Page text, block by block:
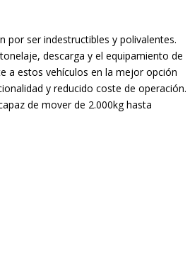
por ser indestructibles y polivalentes.
descarga y el equipamiento de
a estos vehículos en la mejor opción
y reducido coste de operación.
de mover de 2.000kg hasta